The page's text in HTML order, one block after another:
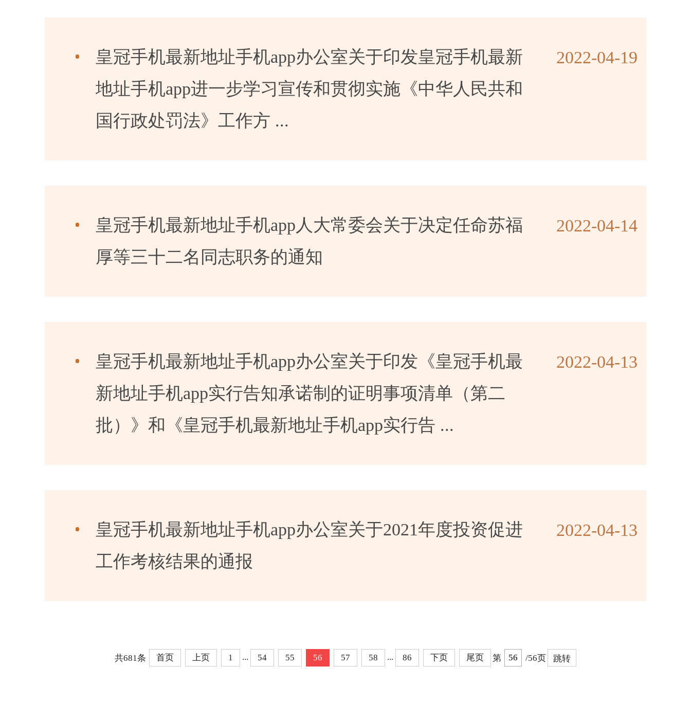
皇冠手机最新地址手机app办公室关于印发皇冠手机最新
地址手机app进一步学习宣传和贯彻实施《中华人民共和
国行政处罚法》工作方 ...
2022-04-19
皇冠手机最新地址手机app人大常委会关于决定任命苏福
厚等三十二名同志职务的通知
2022-04-14
皇冠手机最新地址手机app办公室关于印发《皇冠手机最
新地址手机app实行告知承诺制的证明事项清单（第二
批）》和《皇冠手机最新地址手机app实行告 ...
2022-04-13
皇冠手机最新地址手机app办公室关于2021年度投资促进
工作考核结果的通报
2022-04-13
共681条 首页 上页 1 ... 54 55 56 57 58 ... 86 下页 尾页 第 /56页 跳转